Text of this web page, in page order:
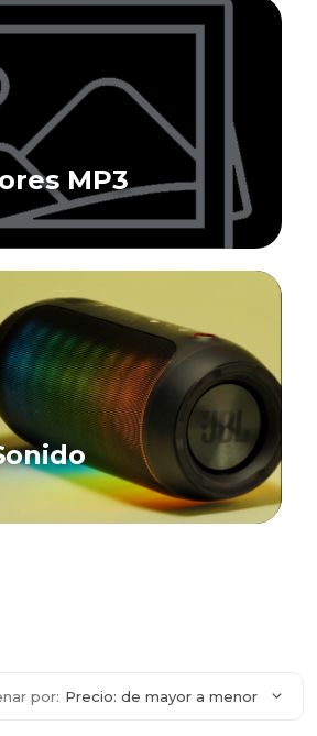
MP3
por: Precio: de mayor a menor